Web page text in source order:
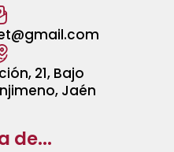
21, Bajo
Jaén
de...